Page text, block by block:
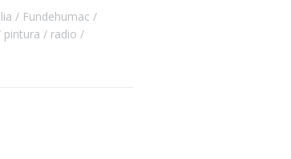
Fundehumac
pintura
radio